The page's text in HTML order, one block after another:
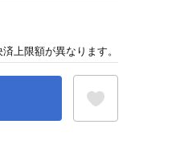
上限額が異なります。